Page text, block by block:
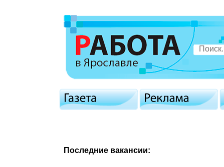
Последние вакансии: